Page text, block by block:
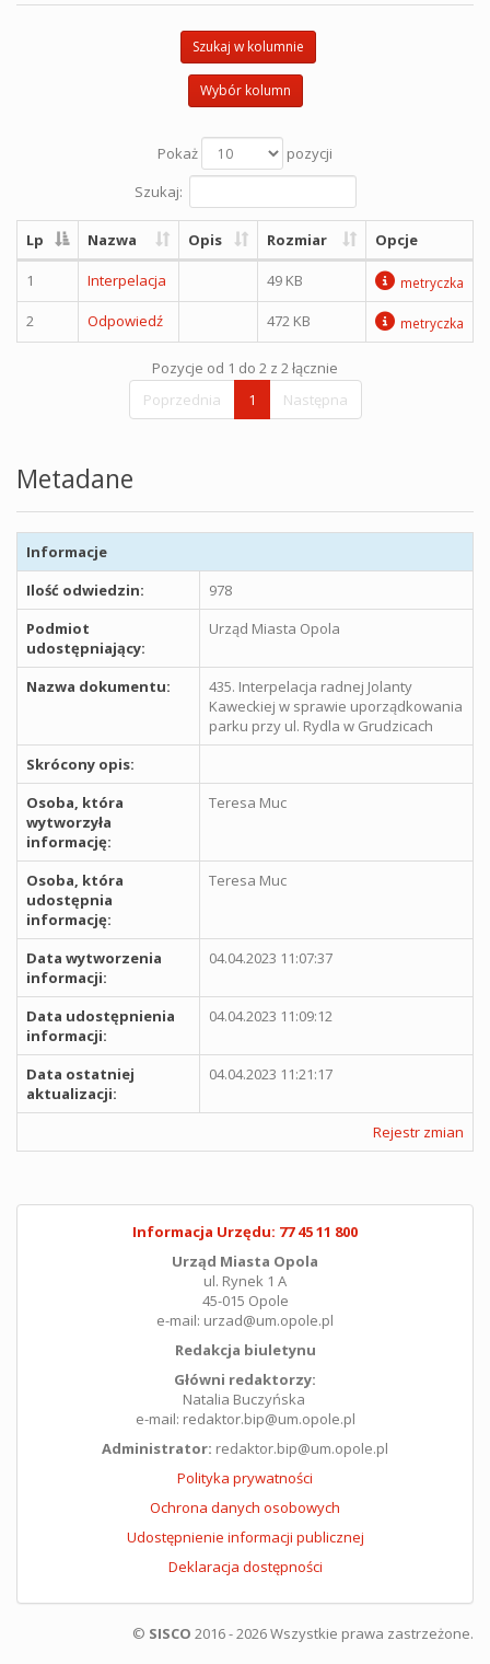
Szukaj w kolumnie
Wybór kolumn
Pokaż
pozycji
Szukaj:
Lp Nazwa Opis Rozmiar Opcje
1 Interpelacja 49 KB metryczka
2 Odpowiedź 472 KB metryczka
Pozycje od 1 do 2 z 2 łącznie
Poprzednia
1 Następna
Metadane
Informacje
Ilość odwiedzin:
978
Podmiot
udostępniający:
Urząd Miasta Opola
Nazwa dokumentu:
435. Interpelacja radnej Jolanty
Kaweckiej w sprawie uporządkowania
parku przy ul. Rydla w Grudzicach
Skrócony opis:
Osoba, która
wytworzyła
informację:
Teresa Muc
Osoba, która
udostępnia
informację:
Teresa Muc
Data wytworzenia
informacji:
04.04.2023 11:07:37
Data udostępnienia
informacji:
04.04.2023 11:09:12
Data ostatniej
aktualizacji:
04.04.2023 11:21:17
Rejestr zmian
Informacja Urzędu: 77 45 11 800
Urząd Miasta Opola
ul. Rynek 1 A
45-015 Opole
e-mail: urzad@um.opole.pl
Redakcja biuletynu
Główni redaktorzy:
Natalia Buczyńska
e-mail: redaktor.bip@um.opole.pl
Administrator: redaktor.bip@um.opole.pl
Polityka prywatności
Ochrona danych osobowych
Udostępnienie informacji publicznej
Deklaracja dostępności
© SISCO 2016 - 2026 Wszystkie prawa zastrzeżone.